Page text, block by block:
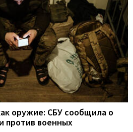
оружие: СБУ сообщила о
против военных